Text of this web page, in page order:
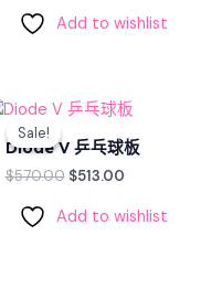
Add to wishlist
Sale!
Sale!
Diode V 乒乓球板
$570.00
Original
was:
$570.00.
$513.00
Current
is:
$513.00.
Add to wishlist